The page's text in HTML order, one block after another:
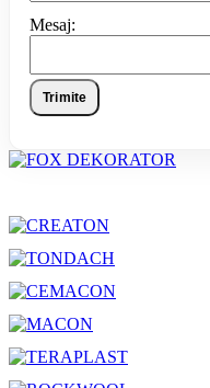
Mesaj:
Trimite